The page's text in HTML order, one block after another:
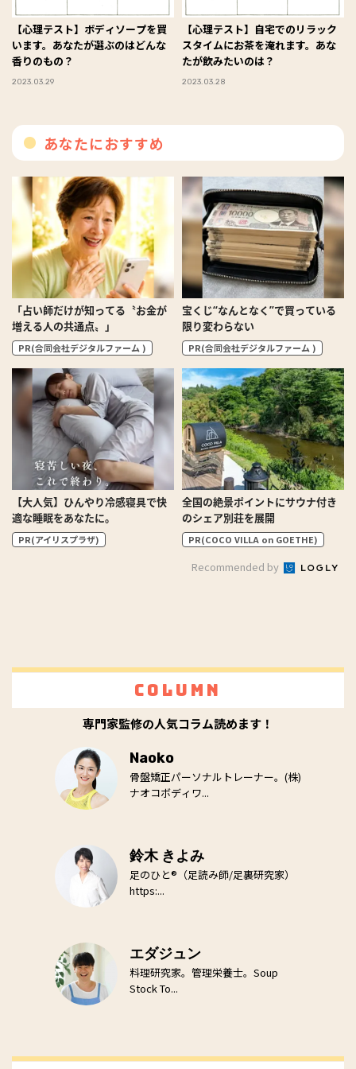
【心理テスト】ボディソープを買
います。あなたが選ぶのはどんな
香りのもの？
2023.03.29
【心理テスト】自宅でのリラック
スタイムにお茶を淹れます。あな
たが飲みたいのは？
2023.03.28
あなたにおすすめ
「占い師だけが知ってる〝お金が
増える人の共通点〟」
PR(合同会社デジタルファーム )
宝くじ“なんとなく”で買っている
限り変わらない
PR(合同会社デジタルファーム )
【大人気】ひんやり冷感寝具で快
適な睡眠をあなたに。
PR(アイリスプラザ)
全国の絶景ポイントにサウナ付き
のシェア別荘を展開
PR(COCO VILLA on GOETHE)
Recommended by
Column
専門家監修の人気コラム読めます！
Naoko
骨盤矯正パーソナルトレーナー。(株)
ナオコボディワ...
鈴木 きよみ
足のひと®（足読み師/足裏研究家）
https:...
エダジュン
料理研究家。管理栄養士。Soup
Stock To...